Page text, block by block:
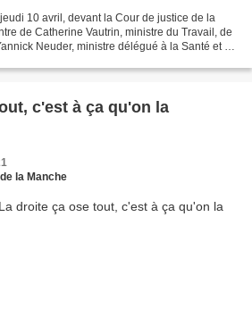
10 avril, devant la Cour de justice de la
de Catherine Vautrin, ministre du Travail, de
Neuder, ministre délégué à la Santé et à
c'est à ça qu'on la
la Manche